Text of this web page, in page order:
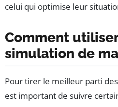
celui qui optimise leur
Comment
simulation de
Pour tirer le meilleur parti
est important de suivre